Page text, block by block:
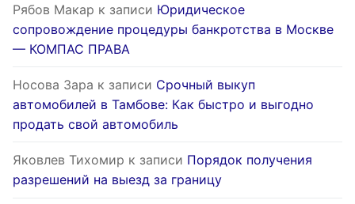
Рябов Макар к записи Юридическое
сопровождение процедуры банкротства в Москве
— КОМПАС ПРАВА
Носова Зара к записи Срочный выкуп
автомобилей в Тамбове: Как быстро и выгодно
продать свой автомобиль
Яковлев Тихомир к записи Порядок получения
разрешений на выезд за границу